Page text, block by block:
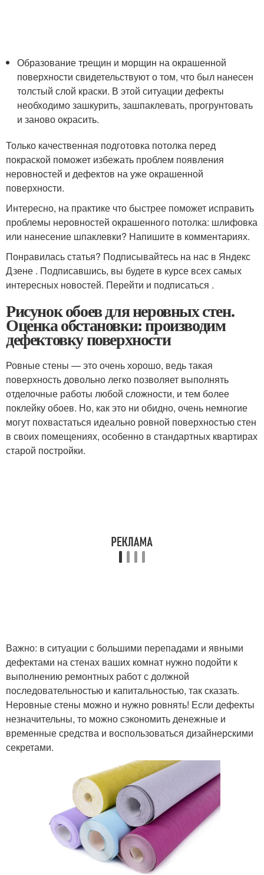
Образование трещин и морщин на окрашенной
поверхности свидетельствуют о том, что был нанесен
толстый слой краски. В этой ситуации дефекты
необходимо зашкурить, зашпаклевать, прогрунтовать
и заново окрасить.
Только качественная подготовка потолка перед
покраской поможет избежать проблем появления
неровностей и дефектов на уже окрашенной
поверхности.
Интересно, на практике что быстрее поможет исправить
проблемы неровностей окрашенного потолка: шлифовка
или нанесение шпаклевки? Напишите в комментариях.
Понравилась статья? Подписывайтесь на нас в Яндекс
Дзене . Подписавшись, вы будете в курсе всех самых
интересных новостей. Перейти и подписаться .
Рисунок обоев для неровных стен.
Оценка обстановки: производим
дефектовку поверхности
Ровные стены — это очень хорошо, ведь такая
поверхность довольно легко позволяет выполнять
отделочные работы любой сложности, и тем более
поклейку обоев. Но, как это ни обидно, очень немногие
могут похвастаться идеально ровной поверхностью стен
в своих помещениях, особенно в стандартных квартирах
старой постройки.
Важно: в ситуации с большими перепадами и явными
дефектами на стенах ваших комнат нужно подойти к
выполнению ремонтных работ с должной
последовательностью и капитальностью, так сказать.
Неровные стены можно и нужно ровнять! Если дефекты
незначительны, то можно сэкономить денежные и
временные средства и воспользоваться дизайнерскими
секретами.